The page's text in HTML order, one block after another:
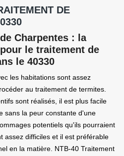
DE
Charpentes : la
le traitement de
le 40330
les habitations sont assez
au traitement de termites.
sont réalisés, il est plus facile
sans la peur constante d'une
potentiels qu'ils pourraient
assez difficiles et il est préférable
en la matière. NTB-40 Traitement